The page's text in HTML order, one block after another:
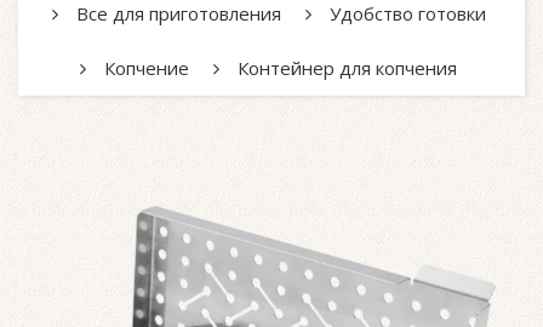
Все для приготовления Удобство готовки
Копчение Контейнер для копчения